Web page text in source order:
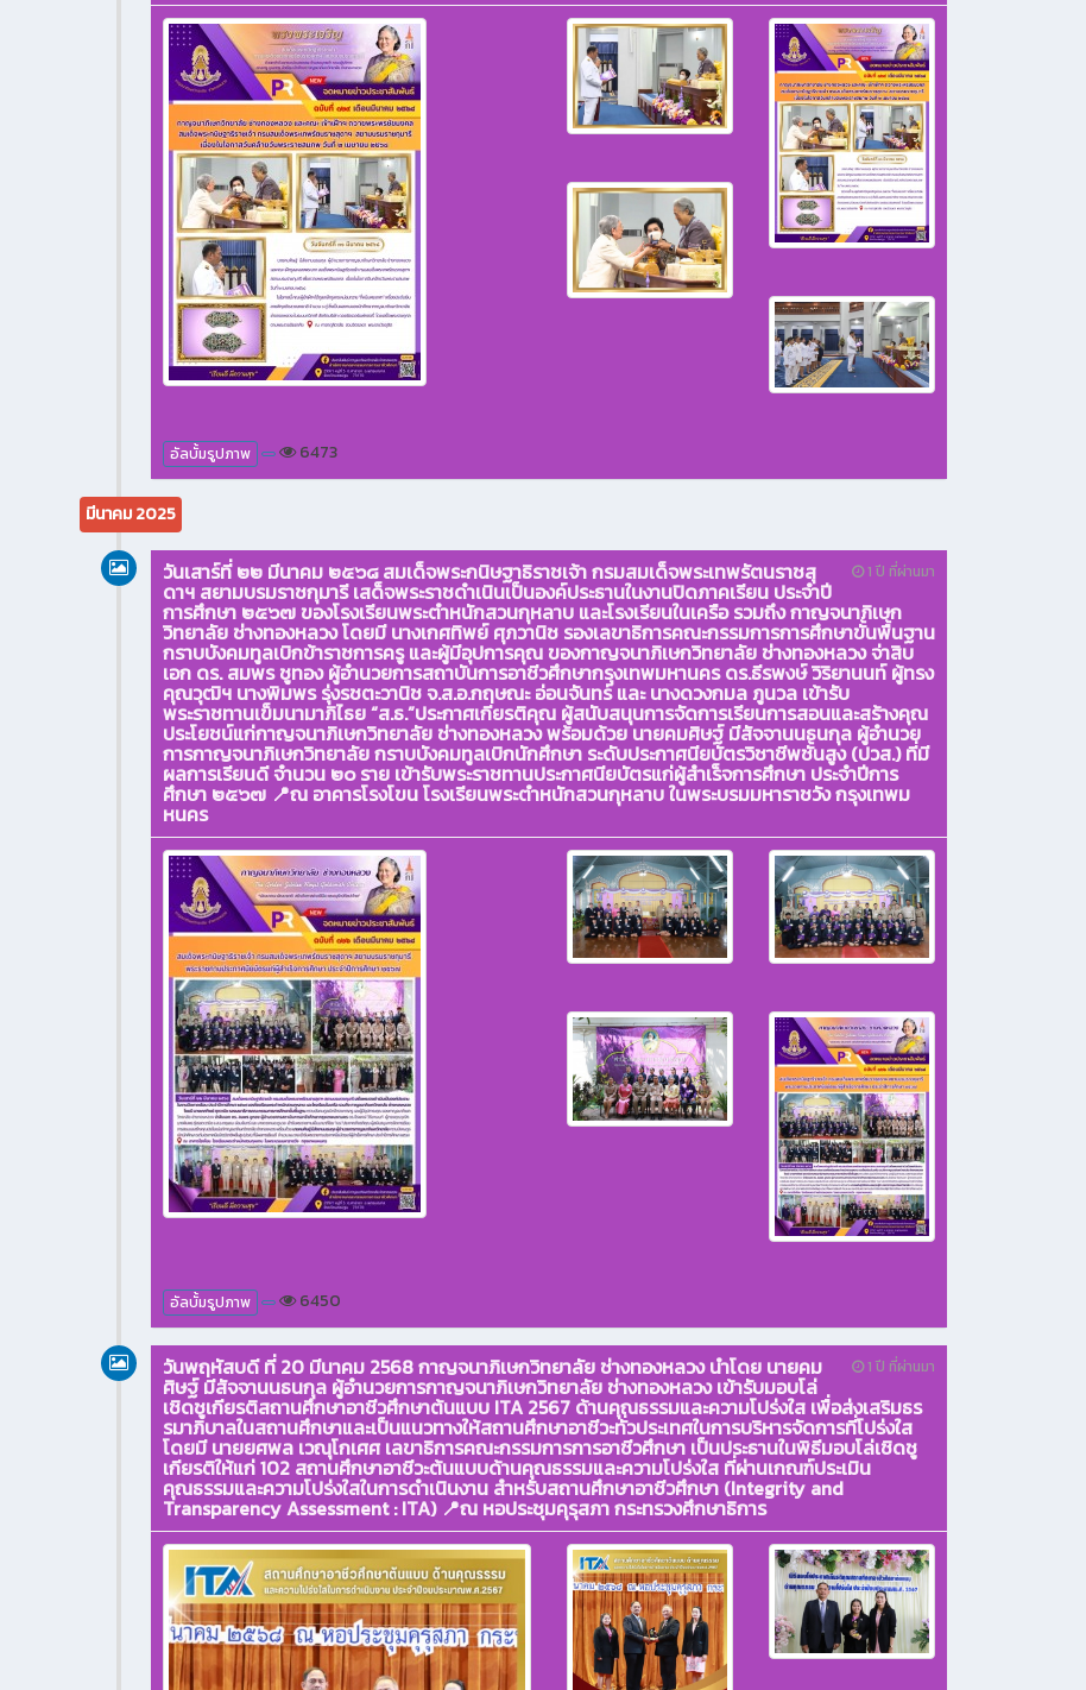
อัลบั้มรูปภาพ 6473
มีนาคม 2025
1 ปี ที่ผ่านมา
วันเสาร์ที่ ๒๒ มีนาคม ๒๕๖๘ สมเด็จพระกนิษฐาธิราชเจ้า กรมสมเด็จพระเทพรัตนราชสุ
ดาฯ สยามบรมราชกุมารี เสด็จพระราชดำเนินเป็นองค์ประธานในงานปิดภาคเรียน ประจำปี
การศึกษา ๒๕๖๗ ของโรงเรียนพระตำหนักสวนกุหลาบ และโรงเรียนในเครือ รวมถึง กาญจนาภิเษก
วิทยาลัย ช่างทองหลวง โดยมี นางเกศทิพย์ ศุภวานิช รองเลขาธิการคณะกรรมการการศึกษาขั้นพื้นฐาน
กราบบังคมทูลเบิกข้าราชการครู และผู้มีอุปการคุณ ของกาญจนาภิเษกวิทยาลัย ช่างทองหลวง จ่าสิบ
เอก ดร. สมพร ชูทอง ผู้อำนวยการสถาบันการอาชีวศึกษากรุงเทพมหานคร ดร.ธีรพงษ์ วิริยานนท์ ผู้ทรง
คุณวุฒิฯ นางพิมพร รุ่งรชตะวานิช จ.ส.อ.กฤษณะ อ่อนจันทร์ และ นางดวงกมล ภูนวล เข้ารับ
พระราชทานเข็มนามาภิไธย “ส.ธ.”ประกาศเกียรติคุณ ผู้สนับสนุนการจัดการเรียนการสอนและสร้างคุณ
ประโยชน์แก่กาญจนาภิเษกวิทยาลัย ช่างทองหลวง พร้อมด้วย นายคมศิษฐ์ มีสัจจานนธนกุล ผู้อำนวย
การกาญจนาภิเษกวิทยาลัย กราบบังคมทูลเบิกนักศึกษา ระดับประกาศนียบัตรวิชาชีพชั้นสูง (ปวส.) ที่มี
ผลการเรียนดี จำนวน ๒๐ ราย เข้ารับพระราชทานประกาศนียบัตรแก่ผู้สำเร็จการศึกษา ประจำปีการ
ศึกษา ๒๕๖๗ 📍ณ อาคารโรงโขน โรงเรียนพระตำหนักสวนกุหลาบ ในพระบรมมหาราชวัง กรุงเทพม
หนคร
อัลบั้มรูปภาพ 6450
1 ปี ที่ผ่านมา
วันพฤหัสบดี ที่ 20 มีนาคม 2568 กาญจนาภิเษกวิทยาลัย ช่างทองหลวง นำโดย นายคม
ศิษฐ์ มีสัจจานนธนกุล ผู้อำนวยการกาญจนาภิเษกวิทยาลัย ช่างทองหลวง เข้ารับมอบโล่
เชิดชูเกียรติสถานศึกษาอาชีวศึกษาต้นแบบ ITA 2567 ด้านคุณธรรมและความโปร่งใส เพื่อส่งเสริมธร
รมาภิบาลในสถานศึกษาและเป็นแนวทางให้สถานศึกษาอาชีวะทั่วประเทศในการบริหารจัดการที่โปร่งใส
โดยมี นายยศพล เวณุโกเศศ เลขาธิการคณะกรรมการการอาชีวศึกษา เป็นประธานในพิธีมอบโล่เชิดชู
เกียรติให้แก่ 102 สถานศึกษาอาชีวะต้นแบบด้านคุณธรรมและความโปร่งใส ที่ผ่านเกณฑ์ประเมิน
คุณธรรมและความโปร่งใสในการดำเนินงาน สำหรับสถานศึกษาอาชีวศึกษา (Integrity and
Transparency Assessment : ITA) 📍ณ หอประชุมคุรุสภา กระทรวงศึกษาธิการ